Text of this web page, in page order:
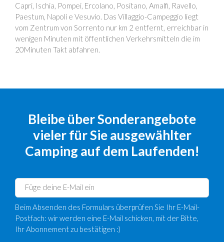
Capri, Ischia, Pompei, Ercolano, Positano, Amalfi, Ravello,
Paestum, Napoli e Vesuvio. Das Villaggio-Campeggio liegt
vom Zentrum von Sorrento nur km 2 entfernt, erreichbar in
wenigen Minuten mit öffentlichen Verkehrsmitteln die im
20Minuten Takt abfahren.
Bleibe über Sonderangebote
vieler für Sie ausgewählter
Camping auf dem Laufenden!
Beim Absenden des Formulars überprüfen Sie Ihr E-Mail-
Postfach: wir werden eine E-Mail schicken, mit der Bitte,
Ihr Abonnement zu bestätigen :)